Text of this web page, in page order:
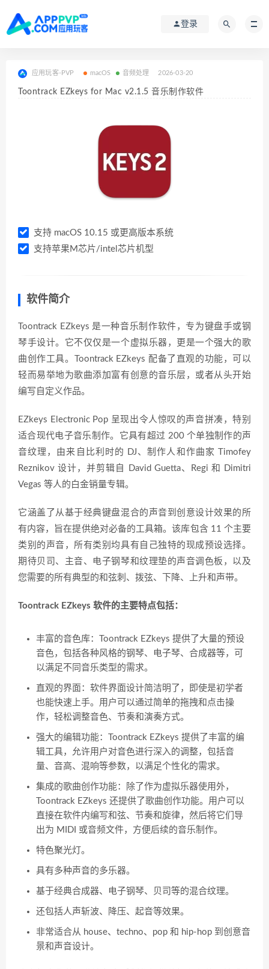
登录
应用玩客-PVP macOS 音频处理 2026-03-20
Toontrack EZkeys for Mac v2.1.5 音乐制作软件
支持 macOS 10.15 或更高版本系统
支持苹果M芯片/intel芯片机型
软件简介
Toontrack EZkeys 是一种音乐制作软件，专为键盘手或钢
琴手设计。它不仅仅是一个虚拟乐器，更是一个强大的歌
曲创作工具。Toontrack EZkeys 配备了直观的功能，可以
轻而易举地为歌曲添加富有创意的音乐层，或者从头开始
编写自定义作品。
EZkeys Electronic Pop 呈现出令人惊叹的声音拼凑，特别
适合现代电子音乐制作。它具有超过 200 个单独制作的声
音纹理，由来自比利时的 DJ、制作人和作曲家 Timofey
Reznikov 设计，并剪辑自 David Guetta、Regi 和 Dimitri
Vegas 等人的白金销量专辑。
它涵盖了从基于经典键盘混合的声音到创意设计效果的所
有内容，旨在提供绝对必备的工具箱。该库包含 11 个主要
类别的声音，所有类别均具有自己独特的现成预设选择。
期待贝司、主音、电子钢琴和纹理垫的声音调色板，以及
您需要的所有典型的和弦刺、拨弦、下降、上升和声带。
Toontrack EZkeys 软件的主要特点包括：
丰富的音色库：Toontrack EZkeys 提供了大量的预设
音色，包括各种风格的钢琴、电子琴、合成器等，可
以满足不同音乐类型的需求。
直观的界面：软件界面设计简洁明了，即使是初学者
也能快速上手。用户可以通过简单的拖拽和点击操
作，轻松调整音色、节奏和演奏方式。
强大的编辑功能：Toontrack EZkeys 提供了丰富的编
辑工具，允许用户对音色进行深入的调整，包括音
量、音高、混响等参数，以满足个性化的需求。
集成的歌曲创作功能：除了作为虚拟乐器使用外，
Toontrack EZkeys 还提供了歌曲创作功能。用户可以
直接在软件内编写和弦、节奏和旋律，然后将它们导
出为 MIDI 或音频文件，方便后续的音乐制作。
特色聚光灯。
具有多种声音的多乐器。
基于经典合成器、电子钢琴、贝司等的混合纹理。
还包括人声斩波、降压、起音等效果。
非常适合从 house、techno、pop 和 hip-hop 到创意音
景和声音设计。